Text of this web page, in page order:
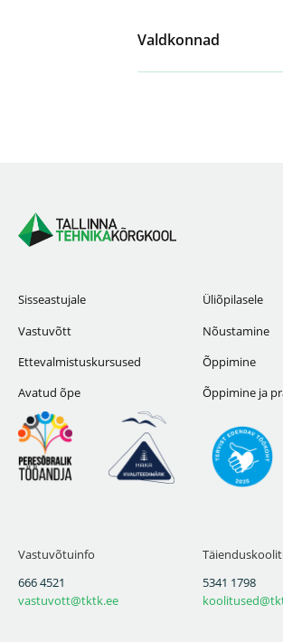
Valdkonnad
Sisseastujale
Vastuvõtt
Ettevalmistuskursused
Avatud õpe
Üliõpilasele
Nõustamine
Õppimine
Õppimine ja
Vastuvõtuinfo
666 4521
vastuvott@tktk.ee
5341 1798